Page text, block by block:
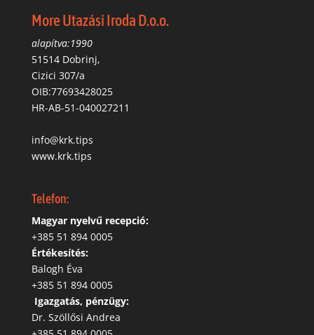
More Utazási Iroda D.o.o.
alapítva:1990
51514 Dobrinj,
Cizici 307/a
OIB:77693428025
HR-AB-51-040027211
info@krk.tips
www.krk.tips
Telefon:
Magyar nyelvű recepció:
‭+385 51 894 0005
Értékesítés:
Balogh Éva
+385 51 894 0005
Igazgatás, pénzügy:
Dr. Szöllősi Andrea